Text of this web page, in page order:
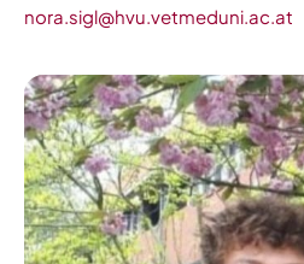
nora.sigl@hvu.vetmeduni.ac.at